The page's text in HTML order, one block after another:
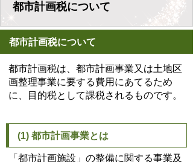
都市計画税について
都市計画税について
都市計画税は、都市計画事業又は土地区
画整理事業に要する費用にあてるため
に、目的税として課税されるものです。
(1) 都市計画事業とは
「都市計画施設」の整備に関する事業及